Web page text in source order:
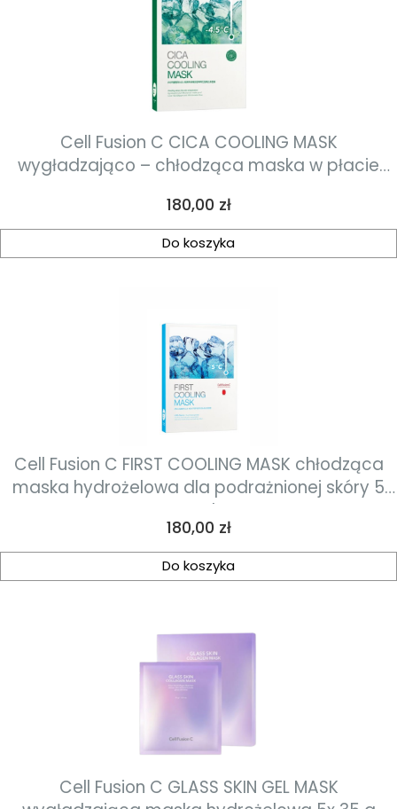
Cell Fusion C CICA COOLING MASK
wygładzająco – chłodząca maska w płacie
Cena
180,00 zł
Do koszyka
Cell Fusion C FIRST COOLING MASK chłodząca
maska hydrożelowa dla podrażnionej skóry 5
sztuk
Cena
180,00 zł
Do koszyka
Cell Fusion C GLASS SKIN GEL MASK